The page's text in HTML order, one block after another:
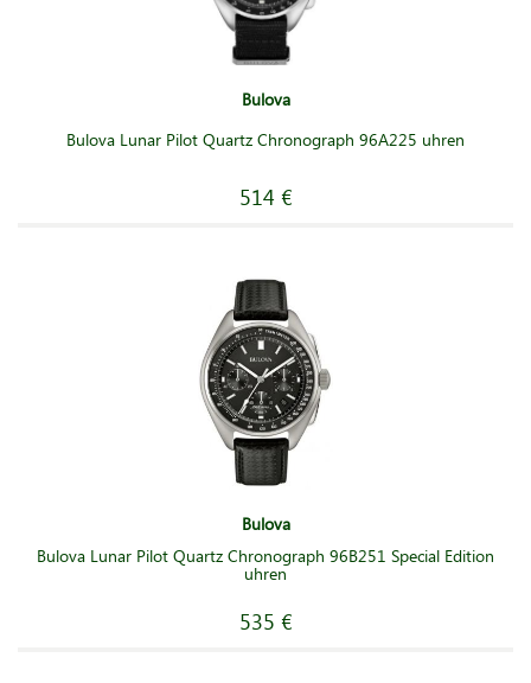
Bulova
Bulova Lunar Pilot Quartz Chronograph 96A225 uhren
514 €
Bulova
Bulova Lunar Pilot Quartz Chronograph 96B251 Special Edition
uhren
535 €